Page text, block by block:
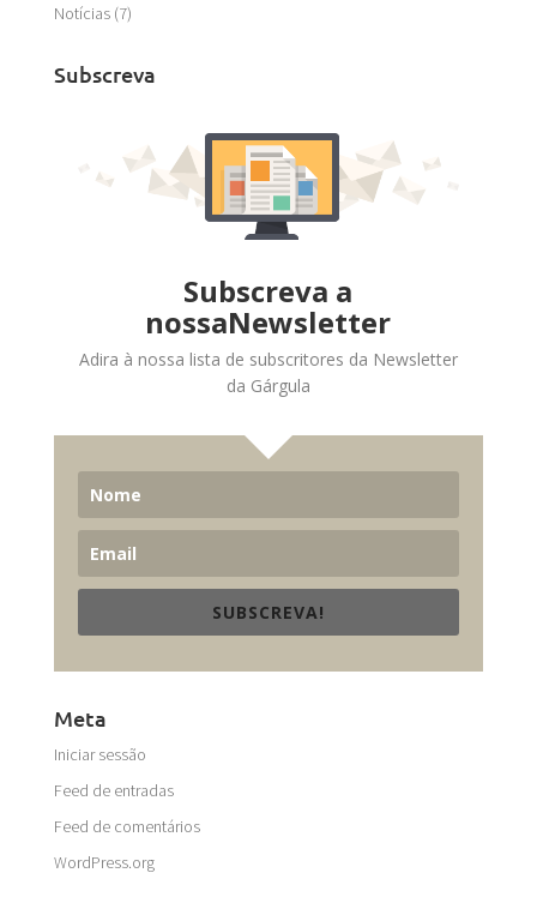
Notícias(7)
Subscreva
Subscreva a
nossaNewsletter
Adira à nossa lista de subscritores da Newsletter
da Gárgula
SUBSCREVA!
Meta
Iniciar sessão
Feed de entradas
Feed de comentários
WordPress.org